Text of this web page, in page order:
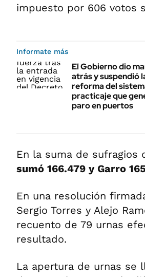
impuesto por 606 votos
Informate más
El Gobierno dio
atrás y suspendió
reforma del
practicaje que
paro en puertos
En la suma de sufragios
sumó 166.479 y Garro
En una resolución
Sergio Torres y Alejo
recuento de 79 urnas
resultado.
La apertura de urnas se